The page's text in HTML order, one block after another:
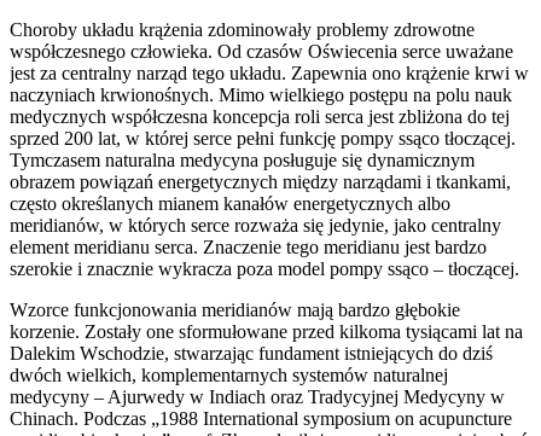
Choroby układu krążenia zdominowały problemy zdrowotne
współczesnego człowieka. Od czasów Oświecenia serce uważane
jest za centralny narząd tego układu. Zapewnia ono krążenie krwi w
naczyniach krwionośnych. Mimo wielkiego postępu na polu nauk
medycznych współczesna koncepcja roli serca jest zbliżona do tej
sprzed 200 lat, w której serce pełni funkcję pompy ssąco tłoczącej.
Tymczasem naturalna medycyna posługuje się dynamicznym
obrazem powiązań energetycznych między narządami i tkankami,
często określanych mianem kanałów energetycznych albo
meridianów, w których serce rozważa się jedynie, jako centralny
element meridianu serca. Znaczenie tego meridianu jest bardzo
szerokie i znacznie wykracza poza model pompy ssąco – tłoczącej.
Wzorce funkcjonowania meridianów mają bardzo głębokie
korzenie. Zostały one sformułowane przed kilkoma tysiącami lat na
Dalekim Wschodzie, stwarzając fundament istniejących do dziś
dwóch wielkich, komplementarnych systemów naturalnej
medycyny – Ajurwedy w Indiach oraz Tradycyjnej Medycyny w
Chinach. Podczas „1988 International symposium on acupuncture